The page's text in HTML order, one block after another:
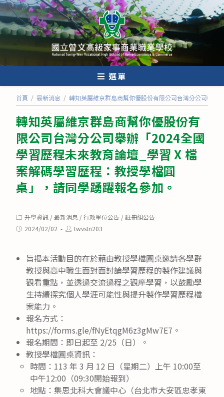
跳
轉
至
內
選單
首頁 / 最新消息 / 轉知英屬維京群島商幫你優股份有限公司台灣分公司舉辦
轉知英屬維京群島商幫你優股份有
限公司台灣分公司舉辦「2024全國
學習歷程未來教育論壇_學習 X 檔
案解碼學習歷程：教授學檔圓
桌」，請同學踴躍報名參加。
Post
category:
升學資訊 /最新消息 /行政單位公告 /註冊組公告
Post2024/02/02
Posttwvstn203
旨揭本活動目的在於藉由教授學檔圓桌邀請各學群
教授與高中職生面對面討論學習歷程的製作建議與
觀看重點，並透過交流過程之觀摩學習，以鼓勵學
生持續探究個人學涯可能性與提升製作學習歷程檔
案能力。
報名方式：
https://forms.gle/fNyEtqgM6z3gMw7E7。
報名期間：即日起至 2/25（日）。
教授學檔圓桌資訊：
時間：113 年 3 月 12 日（星期二）上午 10:00至
中午12:00（09:30開始報到）
地點：集思北科大會議中心（台北市大安區忠孝東